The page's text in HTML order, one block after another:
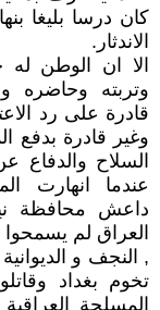
كان درسا بليغا
الاندثار.
الا ان الوطن
وتربته وحاضره
قادرة على رد
وغير قادرة بدفع
السلاح
عندما انهارت
العراق لم يسمحوا
, النجف و
تخوم بغداد
المسلحة